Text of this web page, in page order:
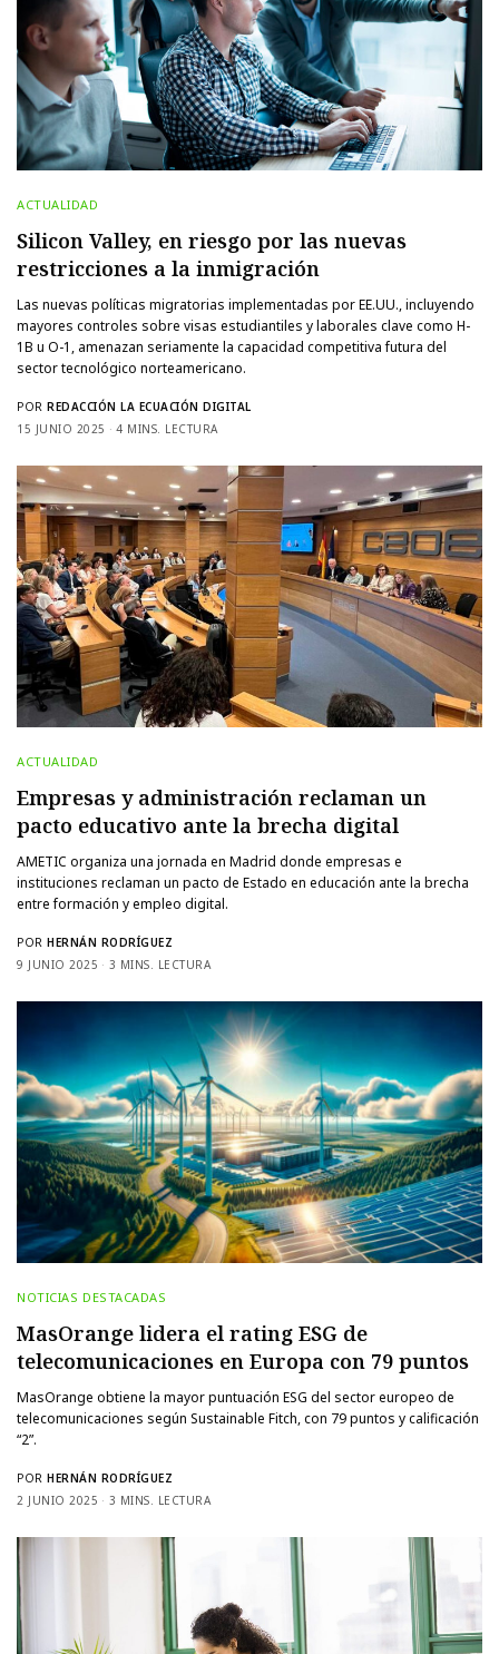
ACTUALIDAD
Silicon Valley, en riesgo por las nuevas
restricciones a la inmigración
Las nuevas políticas migratorias implementadas por EE.UU., incluyendo
mayores controles sobre visas estudiantiles y laborales clave como H-
1B u O-1, amenazan seriamente la capacidad competitiva futura del
sector tecnológico norteamericano.
POR REDACCIÓN LA ECUACIÓN DIGITAL
15 JUNIO 2025
4 MINS. LECTURA
ACTUALIDAD
Empresas y administración reclaman un
pacto educativo ante la brecha digital
AMETIC organiza una jornada en Madrid donde empresas e
instituciones reclaman un pacto de Estado en educación ante la brecha
entre formación y empleo digital.
POR HERNÁN RODRÍGUEZ
9 JUNIO 2025
3 MINS. LECTURA
NOTICIAS DESTACADAS
MasOrange lidera el rating ESG de
telecomunicaciones en Europa con 79 puntos
MasOrange obtiene la mayor puntuación ESG del sector europeo de
telecomunicaciones según Sustainable Fitch, con 79 puntos y calificación
“2”.
POR HERNÁN RODRÍGUEZ
2 JUNIO 2025
3 MINS. LECTURA